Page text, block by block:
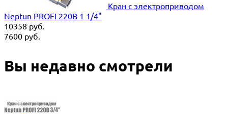
Кран с электроприводом
Neptun PROFI 220В 1 1/4"
10358 руб.
7600 руб.
Вы недавно смотрели